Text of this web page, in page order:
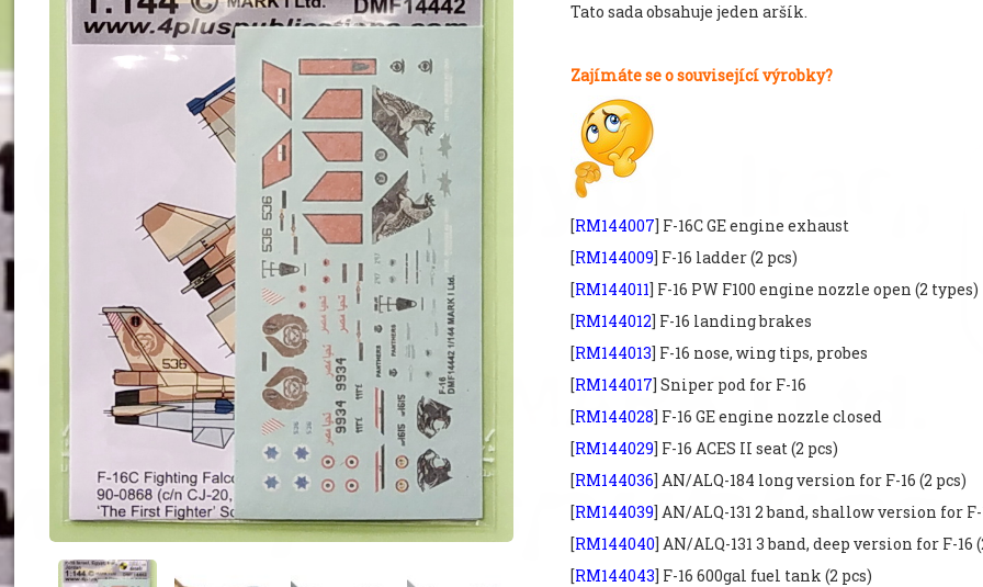
Tato sada obsahuje jeden aršík.
Zajímáte se o související výrobky?
[RM144007] F-16C GE engine exhaust
[RM144009] F-16 ladder (2 pcs)
[RM144011] F-16 PW F100 engine nozzle open (2 types)
[RM144012] F-16 landing brakes
[RM144013] F-16 nose, wing tips, probes
[RM144017] Sniper pod for F-16
[RM144028] F-16 GE engine nozzle closed
[RM144029] F-16 ACES II seat (2 pcs)
[RM144036] AN/ALQ-184 long version for F-16 (2 pcs)
[RM144039] AN/ALQ-131 2 band, shallow version for F-
[RM144040] AN/ALQ-131 3 band, deep version for F-16
[RM144043] F-16 600gal fuel tank (2 pcs)